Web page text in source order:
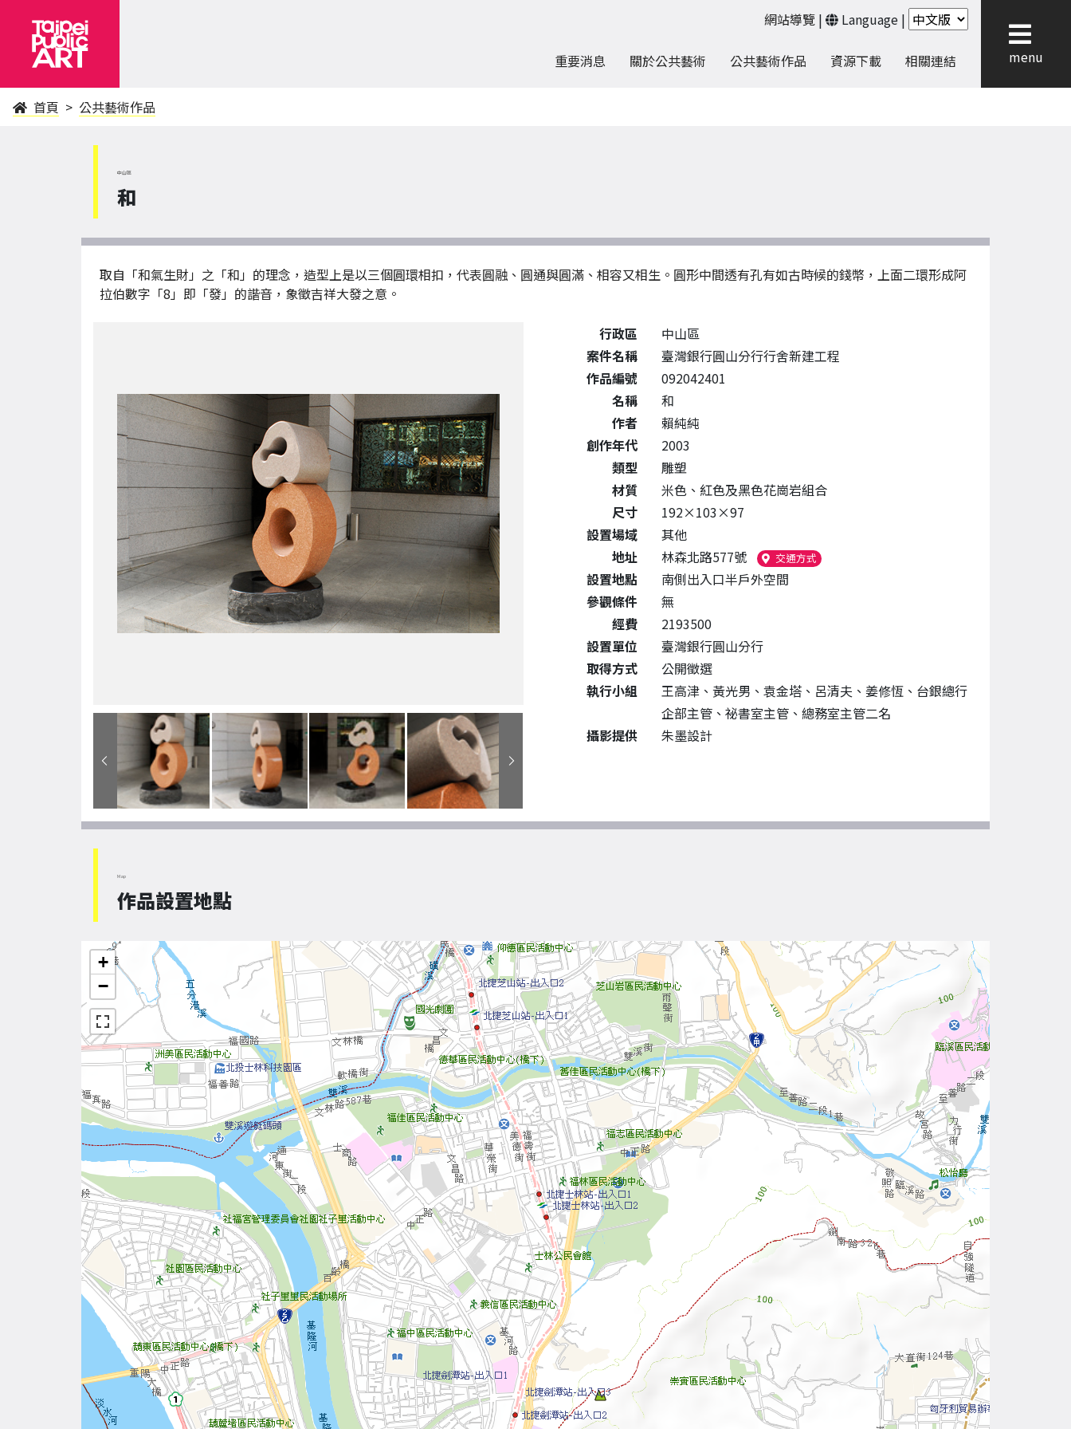
網站導覽 | Language |
重要消息 關於公共藝術 公共藝術作品 資源下載 相關連結 menu
首頁 公共藝術作品
中山區
和
取自「和氣生財」之「和」的理念，造型上是以三個圓環相扣，代表圓融、圓通與圓滿、相容又相生。圓形中間透有孔有如古時候的錢幣，上面二環形成阿
拉伯數字「8」即「發」的諧音，象徵吉祥大發之意。
公共藝術作品詳細資料
行政區
中山區
案件名稱
臺灣銀行圓山分行行舍新建工程
作品編號
092042401
名稱
和
作者
賴純純
創作年代
2003
類型
雕塑
材質
米色、紅色及黑色花崗岩組合
尺寸
192×103×97
設置場域
其他
地址
林森北路577號 交通方式（另開新視窗）
設置地點
南側出入口半戶外空間
參觀條件
無
經費
2193500
設置單位
臺灣銀行圓山分行
取得方式
公開徵選
執行小組
王高津、黃光男、袁金塔、呂清夫、姜修恆、台銀總行
企部主管、祕書室主管、總務室主管二名
攝影提供
朱墨設計
Map
作品設置地點
+
−